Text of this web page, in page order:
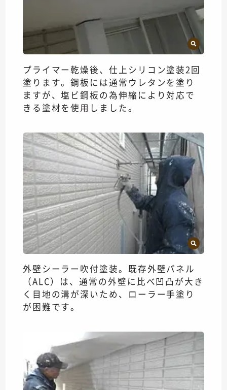
プライマー乾燥後、仕上シリコン塗装2回
塗ります。鋼板には通常ウレタンを塗り
ますが、塩ビ鋼板の為伸縮により対応で
きる塗材を使用しました。
外壁シーラー吹付塗装。既存外壁パネル
（ALC）は、通常の外壁に比べ凹凸が大き
く目地の溝が深いため、ローラー手塗り
が困難です。